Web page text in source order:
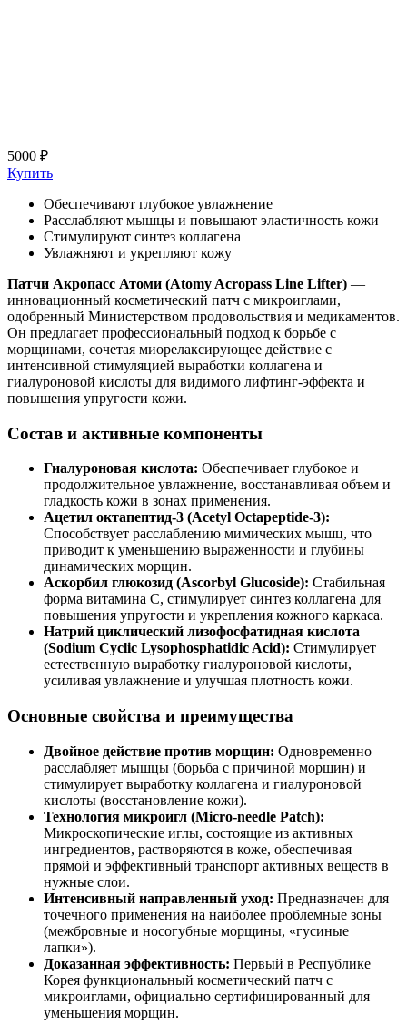
5000 ₽
Купить
Обеспечивают глубокое увлажнение
Расслабляют мышцы и повышают эластичность кожи
Стимулируют синтез коллагена
Увлажняют и укрепляют кожу
Патчи Акропасс Атоми (Atomy Acropass Line Lifter) —
инновационный косметический патч с микроиглами,
одобренный Министерством продовольствия и медикаментов.
Он предлагает профессиональный подход к борьбе с
морщинами, сочетая миорелаксирующее действие с
интенсивной стимуляцией выработки коллагена и
гиалуроновой кислоты для видимого лифтинг-эффекта и
повышения упругости кожи.
Состав и активные компоненты
Гиалуроновая кислота: Обеспечивает глубокое и
продолжительное увлажнение, восстанавливая объем и
гладкость кожи в зонах применения.
Ацетил октапептид-3 (Acetyl Octapeptide-3):
Способствует расслаблению мимических мышц, что
приводит к уменьшению выраженности и глубины
динамических морщин.
Аскорбил глюкозид (Ascorbyl Glucoside): Стабильная
форма витамина C, стимулирует синтез коллагена для
повышения упругости и укрепления кожного каркаса.
Натрий циклический лизофосфатидная кислота
(Sodium Cyclic Lysophosphatidic Acid): Стимулирует
естественную выработку гиалуроновой кислоты,
усиливая увлажнение и улучшая плотность кожи.
Основные свойства и преимущества
Двойное действие против морщин: Одновременно
расслабляет мышцы (борьба с причиной морщин) и
стимулирует выработку коллагена и гиалуроновой
кислоты (восстановление кожи).
Технология микроигл (Micro-needle Patch):
Микроскопические иглы, состоящие из активных
ингредиентов, растворяются в коже, обеспечивая
прямой и эффективный транспорт активных веществ в
нужные слои.
Интенсивный направленный уход: Предназначен для
точечного применения на наиболее проблемные зоны
(межбровные и носогубные морщины, «гусиные
лапки»).
Доказанная эффективность: Первый в Республике
Корея функциональный косметический патч с
микроиглами, официально сертифицированный для
уменьшения морщин.